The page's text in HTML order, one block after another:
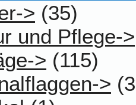
> (35)
und Pflege->
> (115)
>